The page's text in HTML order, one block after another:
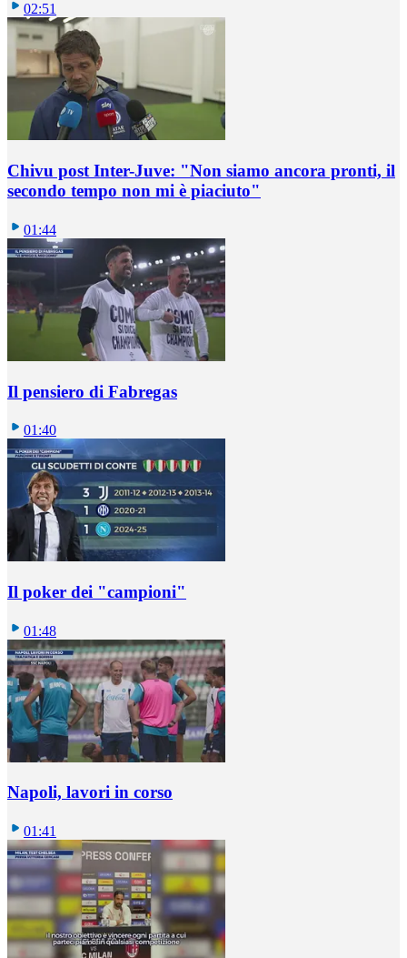
02:51
Chivu post Inter-Juve: "Non siamo ancora pronti, il
secondo tempo non mi è piaciuto"
01:44
Il pensiero di Fabregas
01:40
Il poker dei "campioni"
01:48
Napoli, lavori in corso
01:41